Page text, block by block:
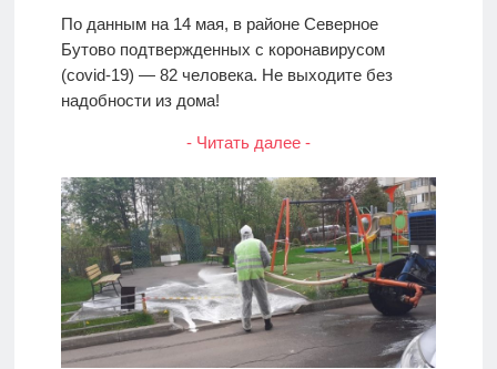
По данным на 14 мая, в районе Северное
Бутово подтвержденных с коронавирусом
(covid-19) — 82 человека. Не выходите без
надобности из дома!
- Читать далее -